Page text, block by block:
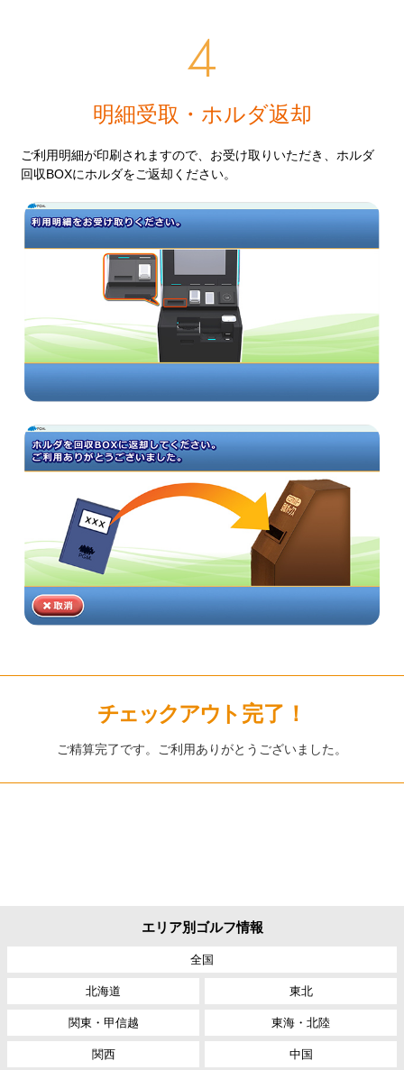
明細受取・ホルダ返却
ご利用明細が印刷されますので、お受け取りいただき、ホルダ
回収BOXにホルダをご返却ください。
チェックアウ ト完了！
ご精算完了です。ご利用ありがとうございました。
エリア別ゴルフ情報
全国
北海道 東北
関東・甲信越 東海・北陸
関西 中国